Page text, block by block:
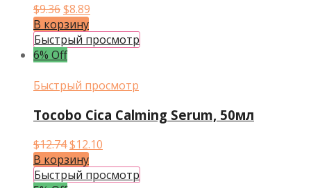
$9.36Первоначальная
цена
составляла
$9.36.
$8.89
$8.89.
В корзину
Быстрый просмотр
6% Off
Быстрый просмотр
Tocobo Cica Calming Serum, 50мл
$12.74Первоначальная
цена
составляла
$12.10
$12.10.
В корзину
Быстрый просмотр